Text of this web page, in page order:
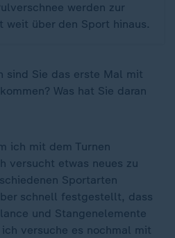
werden zur
weit über den Sport hinaus.
sind Sie das erste Mal mit
Was hat Sie daran
ich mit dem Turnen
versucht etwas neues zu
Sportarten
schnell festgestellt, dass
und Stangenelemente
versuche es nochmal mit